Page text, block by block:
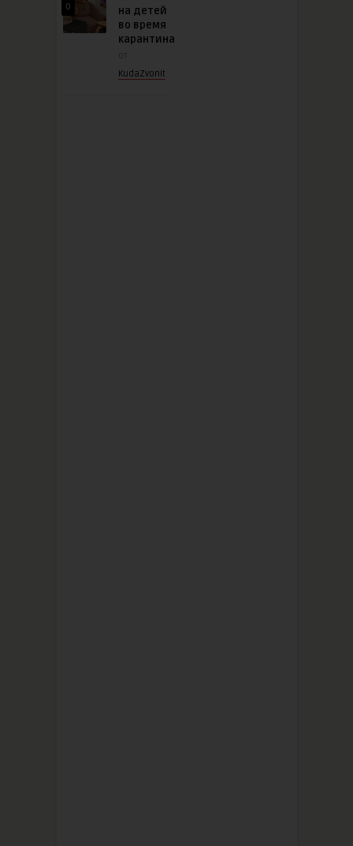
0
на детей
во время
карантина
KudaZvonit